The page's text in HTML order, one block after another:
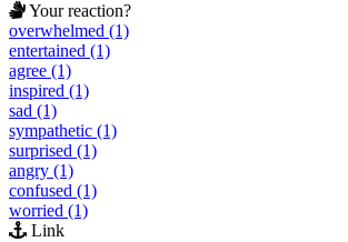
Your reaction?
overwhelmed (1)
entertained (1)
agree (1)
inspired (1)
sad (1)
sympathetic (1)
surprised (1)
angry (1)
confused (1)
worried (1)
Link